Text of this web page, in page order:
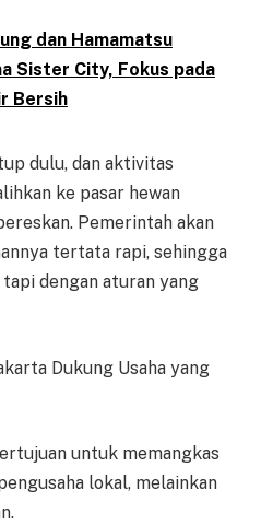
dan Hamamatsu
Sister City, Fokus pada
Bersih
dulu, dan aktivitas
ke pasar hewan
Pemerintah akan
tertata rapi, sehingga
dengan aturan yang
Dukung Usaha yang
untuk memangkas
lokal, melainkan